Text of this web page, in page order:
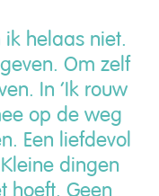
helaas niet.
Om zelf
In ‘Ik rouw
op de weg
Een liefdevol
dingen
hoeft. Geen